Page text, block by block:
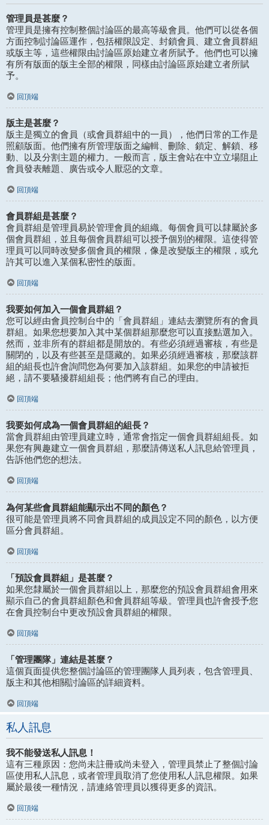
管理員是甚麼？
管理員是擁有控制整個討論區的最高等級會員。他們可以從各個
方面控制討論區運作，包括權限設定、封鎖會員、建立會員群組
或版主等，這些權限由討論區原始建立者所賦予。他們也可以擁
有所有版面的版主全部的權限，同樣由討論區原始建立者所賦
予。
回頂端
版主是甚麼？
版主是獨立的會員（或會員群組中的一員），他們日常的工作是
照顧版面。他們擁有所管理版面之編輯、刪除、鎖定、解鎖、移
動、以及分割主題的權力。一般而言，版主會站在中立立場阻止
會員發表離題、廣告或令人厭惡的文章。
回頂端
會員群組是甚麼？
會員群組是管理員易於管理會員的組織。每個會員可以隸屬於多
個會員群組，並且每個會員群組可以授予個別的權限。這使得管
理員可以同時改變多個會員的權限，像是改變版主的權限，或允
許其可以進入某個私密性的版面。
回頂端
我要如何加入一個會員群組？
您可以經由會員控制台中的「會員群組」連結去瀏覽所有的會員
群組。如果您想要加入其中某個群組那麼您可以直接點選加入。
然而，並非所有的群組都是開放的。有些必須經過審核，有些是
關閉的，以及有些甚至是隱藏的。如果必須經過審核，那麼該群
組的組長也許會詢問您為何要加入該群組。如果您的申請被拒
絕，請不要騷擾群組組長；他們將有自己的理由。
回頂端
我要如何成為一個會員群組的組長？
當會員群組由管理員建立時，通常會指定一個會員群組組長。如
果您有興趣建立一個會員群組，那麼請傳送私人訊息給管理員，
告訴他們您的想法。
回頂端
為何某些會員群組能顯示出不同的顏色？
很可能是管理員將不同會員群組的成員設定不同的顏色，以方便
區分會員群組。
回頂端
「預設會員群組」是甚麼？
如果您隸屬於一個會員群組以上，那麼您的預設會員群組會用來
顯示自己的會員群組顏色和會員群組等級。管理員也許會授予您
在會員控制台中更改預設會員群組的權限。
回頂端
「管理團隊」連結是甚麼？
這個頁面提供您整個討論區的管理團隊人員列表，包含管理員、
版主和其他相關討論區的詳細資料。
回頂端
私人訊息
我不能發送私人訊息！
這有三種原因：您尚未註冊或尚未登入，管理員禁止了整個討論
區使用私人訊息，或者管理員取消了您使用私人訊息權限。如果
屬於最後一種情況，請連絡管理員以獲得更多的資訊。
回頂端